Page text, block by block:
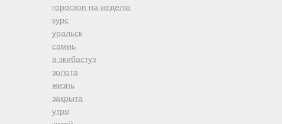
гороскоп на неделю
курс
уральск
самиь
в экибастуз
золота
жизнь
закрыта
утро